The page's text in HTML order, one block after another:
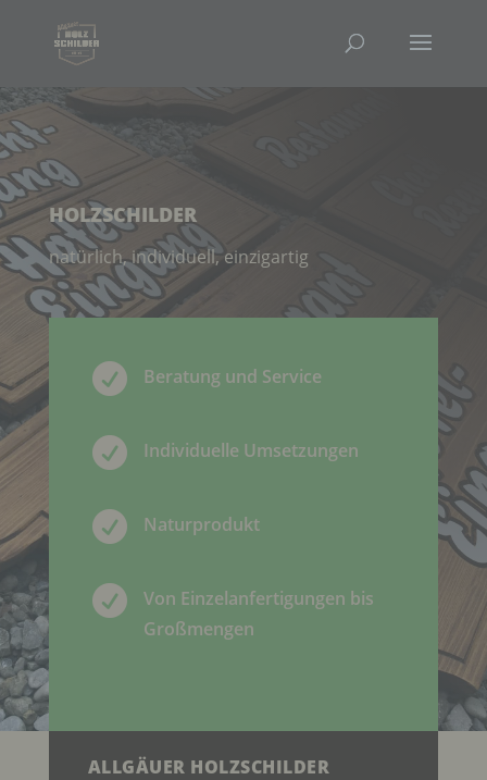
HOLZSCHILDER
natürlich, individuell, einzigartig
 Beratung und Service
 Individuelle Umsetzungen
 Naturprodukt

Von Einzelanfertigungen bis
Großmengen
ALLGÄUER HOLZSCHILDER